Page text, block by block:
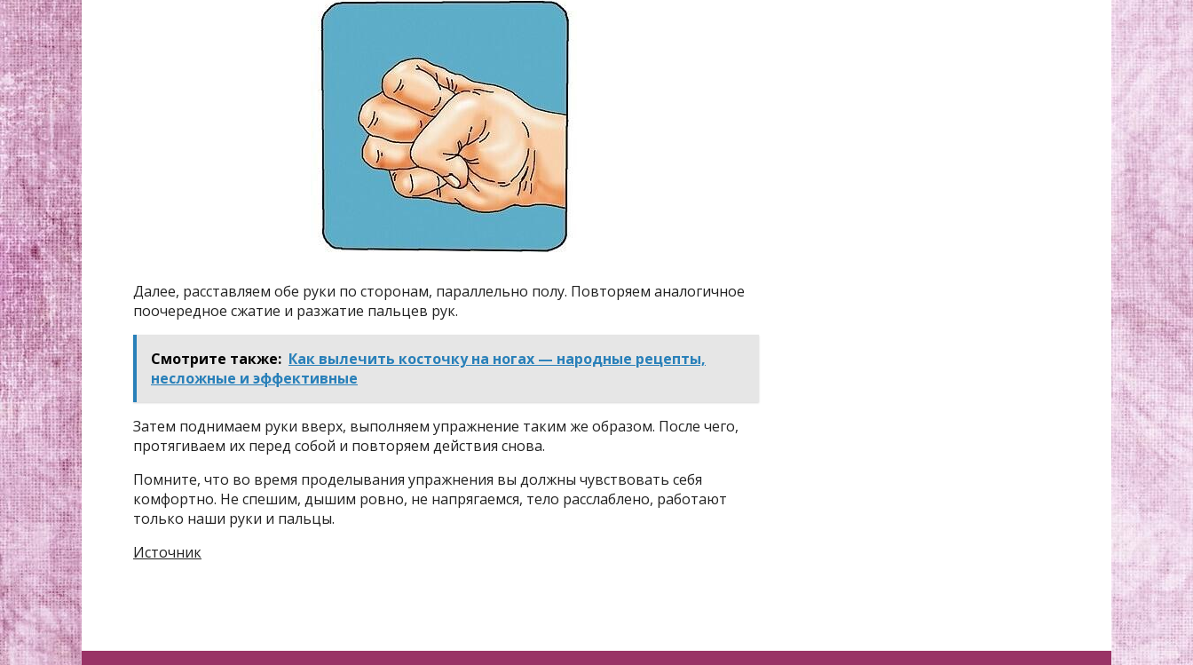
Далее, расставляем обе руки по сторонам, параллельно полу. Повторяем аналогичное
поочередное сжатие и разжатие пальцев рук.
Смотрите также: Как вылечить косточку на ногах — народные рецепты,
несложные и эффективные
Затем поднимаем руки вверх, выполняем упражнение таким же образом. После чего,
протягиваем их перед собой и повторяем действия снова.
Помните, что во время проделывания упражнения вы должны чувствовать себя
комфортно. Не спешим, дышим ровно, не напрягаемся, тело расслаблено, работают
только наши руки и пальцы.
Источник